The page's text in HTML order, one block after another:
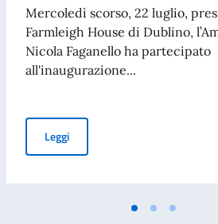
Mercoledì scorso, 22 luglio,
Farmleigh House di Dublino,
Nicola Faganello ha partecipato
all'inaugurazione...
LeggiInaugurazione della mostra